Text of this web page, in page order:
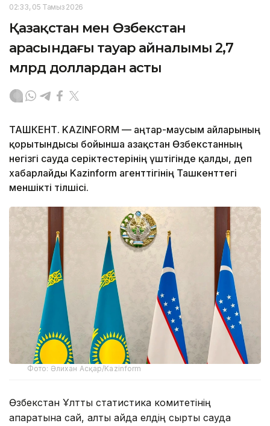
02:33, 05 Тамыз 2026
Қазақстан мен Өзбекстан
арасындағы тауар айналымы 2,7
млрд доллардан асты
ТАШКЕНТ. KAZINFORM — Қаңтар-маусым айларының
қорытындысы бойынша Қазақстан Өзбекстанның
негізгі сауда серіктестерінің үштігінде қалды, деп
хабарлайды Kazinform агенттігінің Ташкенттегі
меншікті тілшісі.
Фото: Әлихан Асқар/Kazinform
Өзбекстан Ұлттық статистика комитетінің
ақпаратына сай, алты айда елдің сыртқы сауда